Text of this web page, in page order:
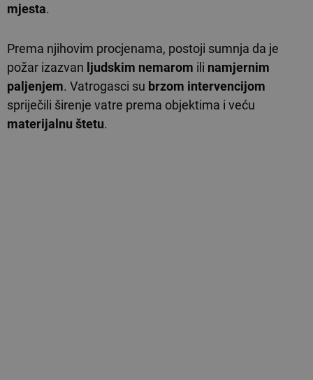
mjesta.
Prema njihovim procjenama, postoji sumnja da je
požar izazvan ljudskim nemarom ili namjernim
paljenjem. Vatrogasci su brzom intervencijom
spriječili širenje vatre prema objektima i veću
materijalnu štetu.